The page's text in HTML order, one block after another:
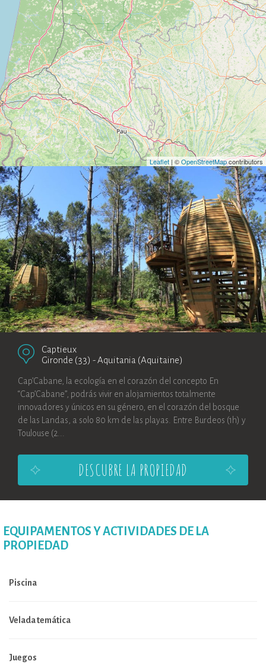
Leaflet | ©OpenStreetMapcontributors
Captieux
Gironde (33) -Aquitania (Aquitaine)
Cap’Cabane, la ecología en el corazón del concepto En
“Cap’Cabane”, podrás vivir en alojamientos totalmente
innovadores y únicos en su género, en el corazón del bosque
de las Landas, a solo 80 km de las playas. Entre Burdeos (1h) y
Toulouse (2...
DESCUBRE LA PROPIEDAD
EQUIPAMENTOS Y ACTIVIDADES DE LA
PROPIEDAD
Piscina
Velada temática
Juegos